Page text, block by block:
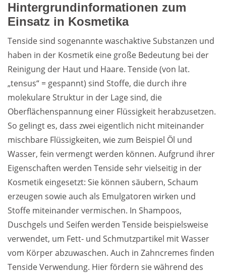
Hintergrundinformationen zum
Einsatz in Kosmetika
Tenside sind sogenannte waschaktive Substanzen und
haben in der Kosmetik eine große Bedeutung bei der
Reinigung der Haut und Haare. Tenside (von lat.
„tensus“ = gespannt) sind Stoffe, die durch ihre
molekulare Struktur in der Lage sind, die
Oberflächenspannung einer Flüssigkeit herabzusetzen.
So gelingt es, dass zwei eigentlich nicht miteinander
mischbare Flüssigkeiten, wie zum Beispiel Öl und
Wasser, fein vermengt werden können. Aufgrund ihrer
Eigenschaften werden Tenside sehr vielseitig in der
Kosmetik eingesetzt: Sie können säubern, Schaum
erzeugen sowie auch als Emulgatoren wirken und
Stoffe miteinander vermischen. In Shampoos,
Duschgels und Seifen werden Tenside beispielsweise
verwendet, um Fett- und Schmutzpartikel mit Wasser
vom Körper abzuwaschen. Auch in Zahncremes finden
Tenside Verwendung. Hier fördern sie während des